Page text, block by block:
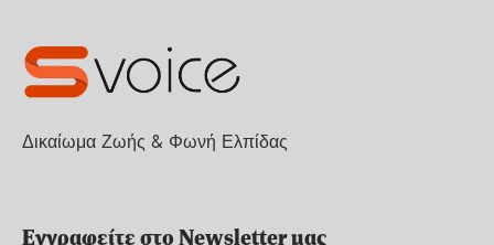
Δικαίωμα Ζωής & Φωνή Ελπίδας
Εγγραφείτε στο Newsletter μας